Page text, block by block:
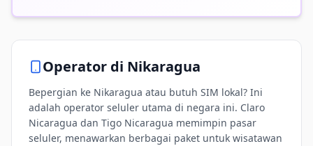
Operator di Nikaragua
Bepergian ke Nikaragua atau butuh SIM lokal? Ini
adalah operator seluler utama di negara ini. Claro
Nicaragua dan Tigo Nicaragua memimpin pasar
seluler, menawarkan berbagai paket untuk wisatawan